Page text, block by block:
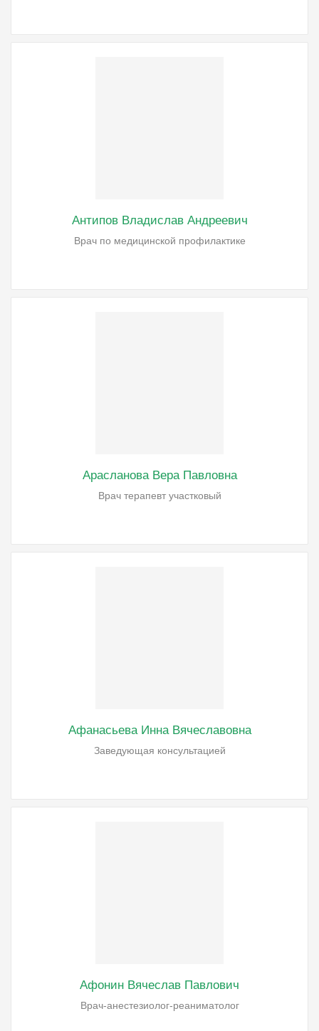
Антипов Владислав Андреевич
Врач по медицинской профилактике
Арасланова Вера Павловна
Врач терапевт участковый
Афанасьева Инна Вячеславовна
Заведующая консультацией
Афонин Вячеслав Павлович
Врач-анестезиолог-реаниматолог